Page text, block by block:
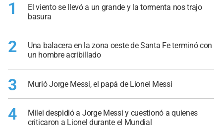
1
El viento se llevó a un grande y la tormenta nos trajo
basura
2
Una balacera en la zona oeste de Santa Fe terminó con
un hombre acribillado
3 Murió Jorge Messi, el papá de Lionel Messi
4
Milei despidió a Jorge Messi y cuestionó a quienes
criticaron a Lionel durante el Mundial